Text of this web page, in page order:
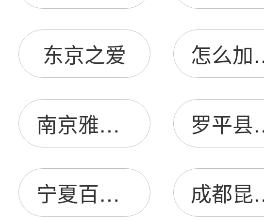
东京之爱 怎
南京雅福莱人造石有限责任公司 罗平
宁夏百晟商贸有限公司 成都